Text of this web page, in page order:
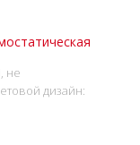
не
дизайн: